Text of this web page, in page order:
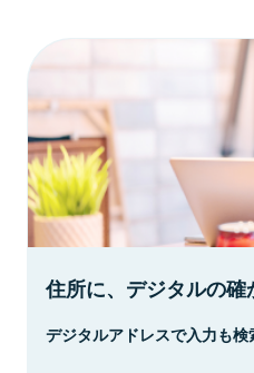
住所に、デジタルの確
デジタルアドレスで入力も検